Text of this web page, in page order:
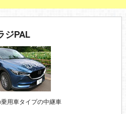
ジPAL
用車タイプの中継車